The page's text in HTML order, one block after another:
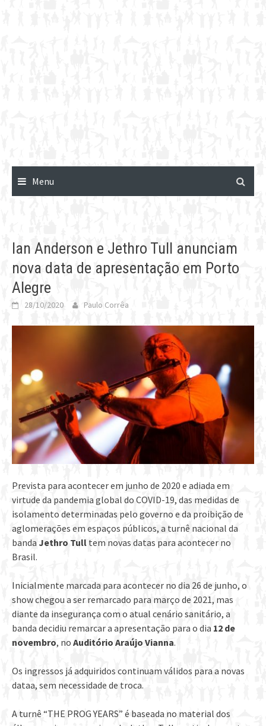
Menu
Ian Anderson e Jethro Tull anunciam
nova data de apresentação em Porto
Alegre
28/10/2020 Paulo Corrêa
Prevista para acontecer em junho de 2020 e adiada em
virtude da pandemia global do COVID-19, das medidas de
isolamento determinadas pelo governo e da proibição de
aglomerações em espaços públicos, a turnê nacional da
banda Jethro Tull tem novas datas para acontecer no
Brasil.
Inicialmente marcada para acontecer no dia 26 de junho, o
show chegou a ser remarcado para março de 2021, mas
diante da insegurança com o atual cenário sanitário, a
banda decidiu remarcar a apresentação para o dia 12 de
novembro, no Auditório Araújo Vianna.
Os ingressos já adquiridos continuam válidos para a novas
dataa, sem necessidade de troca.
A turnê “THE PROG YEARS” é baseada no material dos